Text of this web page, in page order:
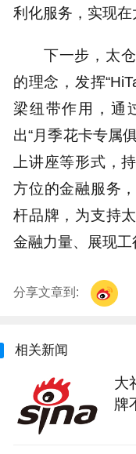
利化服务，实现在
下一步，太
的理念，发挥
梁纽带作用，通
出“月季花卡专属
上讲座等形式，
方位的金融服务
杆品牌，为支持
金融力量、展现工
分享文章到:
相关新闻
大
牌